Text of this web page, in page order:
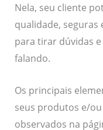
Nela, seu cliente
qualidade, seguras
para tirar dúvidas
falando.
Os principais
seus produtos e/
observados na